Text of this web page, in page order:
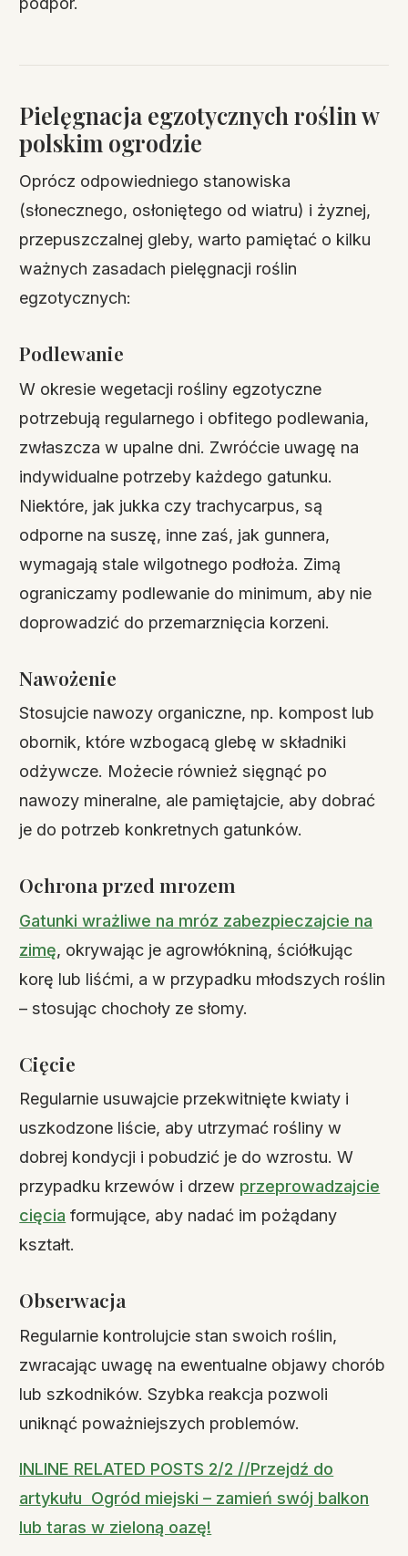
Pielęgnacja egzotycznych roślin w
polskim ogrodzie
Oprócz odpowiedniego stanowiska
(słonecznego, osłoniętego od wiatru) i żyznej,
przepuszczalnej gleby, warto pamiętać o kilku
ważnych zasadach pielęgnacji roślin
egzotycznych:
Podlewanie
W okresie wegetacji rośliny egzotyczne
potrzebują regularnego i obfitego podlewania,
zwłaszcza w upalne dni. Zwróćcie uwagę na
indywidualne potrzeby każdego gatunku.
Niektóre, jak jukka czy trachycarpus, są
odporne na suszę, inne zaś, jak gunnera,
wymagają stale wilgotnego podłoża. Zimą
ograniczamy podlewanie do minimum, aby nie
doprowadzić do przemarznięcia korzeni.
Nawożenie
Stosujcie nawozy organiczne, np. kompost lub
obornik, które wzbogacą glebę w składniki
odżywcze. Możecie również sięgnąć po
nawozy mineralne, ale pamiętajcie, aby dobrać
je do potrzeb konkretnych gatunków.
Ochrona przed mrozem
Gatunki wrażliwe na mróz zabezpieczajcie na
zimę, okrywając je agrowłókniną, ściółkując
korę lub liśćmi, a w przypadku młodszych roślin
– stosując chochoły ze słomy.
Cięcie
Regularnie usuwajcie przekwitnięte kwiaty i
uszkodzone liście, aby utrzymać rośliny w
dobrej kondycji i pobudzić je do wzrostu. W
przypadku krzewów i drzew przeprowadzajcie
cięcia formujące, aby nadać im pożądany
kształt.
Obserwacja
Regularnie kontrolujcie stan swoich roślin,
zwracając uwagę na ewentualne objawy chorób
lub szkodników. Szybka reakcja pozwoli
uniknąć poważniejszych problemów.
INLINE RELATED POSTS 2/2 //Przejdź do
artykułu Ogród miejski – zamień swój balkon
lub taras w zieloną oazę!